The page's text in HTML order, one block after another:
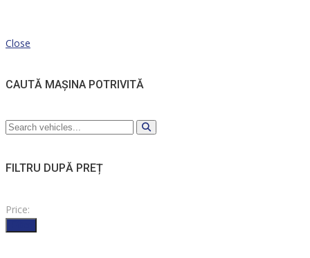
Close
CAUTĂ MAȘINA POTRIVITĂ
FILTRU DUPĂ PREȚ
Price: